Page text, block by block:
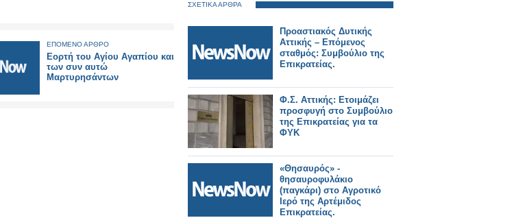
ΕΠΟΜΕΝΟ ΑΡΘΡΟ
Εορτή του Αγίου Αγαπίου και
των συν αυτώ
Mαρτυρησάντων
ΣΧΕΤΙΚΑ ΑΡΘΡΑ
Προαστιακός Δυτικής
Αττικής – Επόμενος
σταθμός: Συμβούλιο της
Επικρατείας.
Φ.Σ. Αττικής: Ετοιμάζει
προσφυγή στο Συμβούλιο
της Επικρατείας για τα
ΦΥΚ
«Θησαυρός» -
θησαυροφυλάκιο
(παγκάρι) στο Αγροτικό
Ιερό της Αρτέμιδος
Επικρατείας.